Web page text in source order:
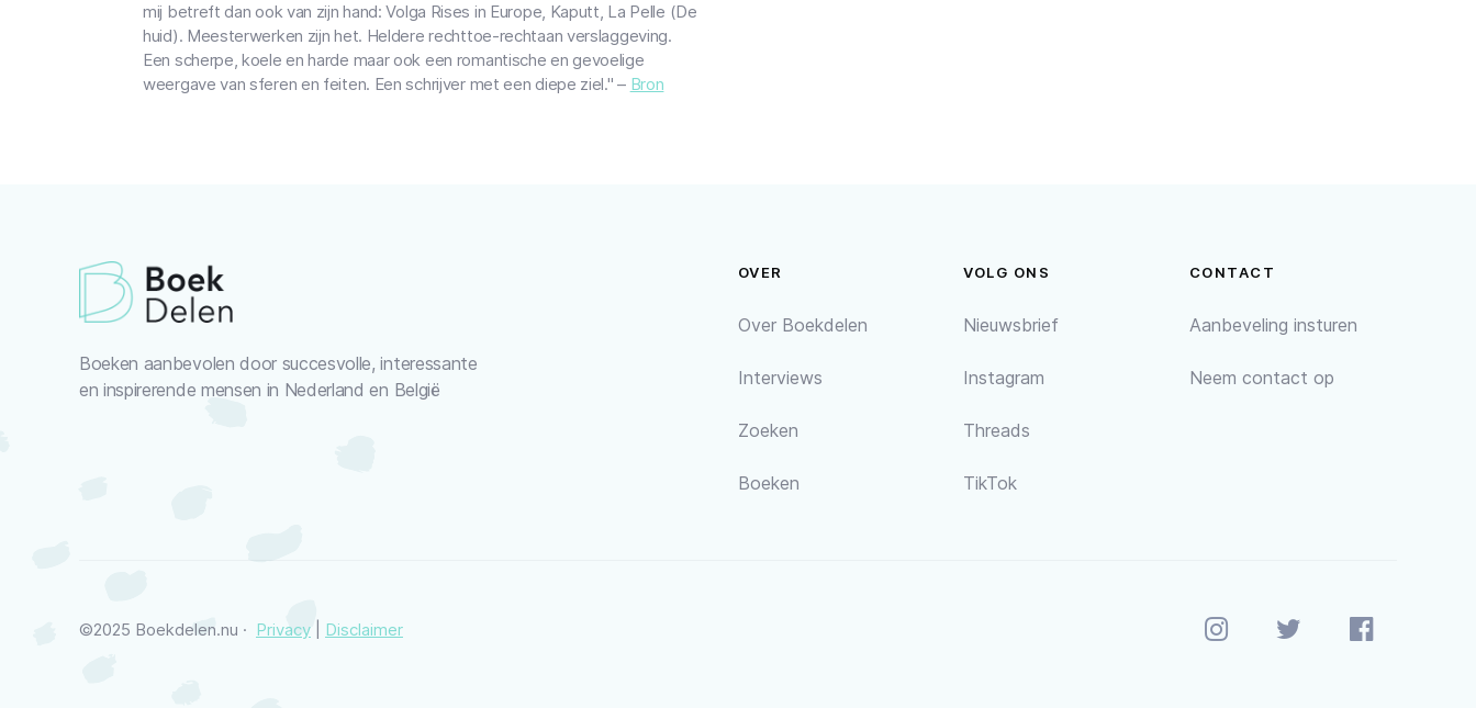
mij betreft dan ook van zijn hand: Volga Rises in Europe, Kaputt, La Pelle (De
huid). Meesterwerken zijn het. Heldere rechttoe-rechtaan verslaggeving.
Een scherpe, koele en harde maar ook een romantische en gevoelige
weergave van sferen en feiten. Een schrijver met een diepe ziel." – Bron
Boeken aanbevolen door succesvolle, interessante
en inspirerende mensen in Nederland en België
OVER
Over Boekdelen
Interviews
Zoeken
Boeken
VOLG ONS
Nieuwsbrief
Instagram
Threads
TikTok
CONTACT
Aanbeveling insturen
Neem contact op
©2025 Boekdelen.nu · Privacy Disclaimer